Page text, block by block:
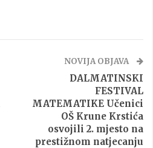
NOVIJA OBJAVA
DALMATINSKI
FESTIVAL
MATEMATIKE Učenici
OŠ Krune Krstića
osvojili 2. mjesto na
prestižnom natjecanju